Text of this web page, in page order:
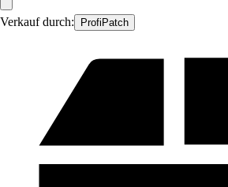
Verkauf durch: ProfiPatch